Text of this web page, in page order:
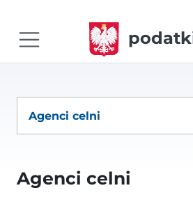
Agenci celni
Agenci celni